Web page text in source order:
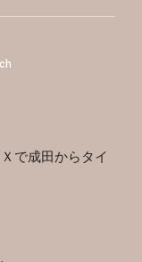
で成田からタイ